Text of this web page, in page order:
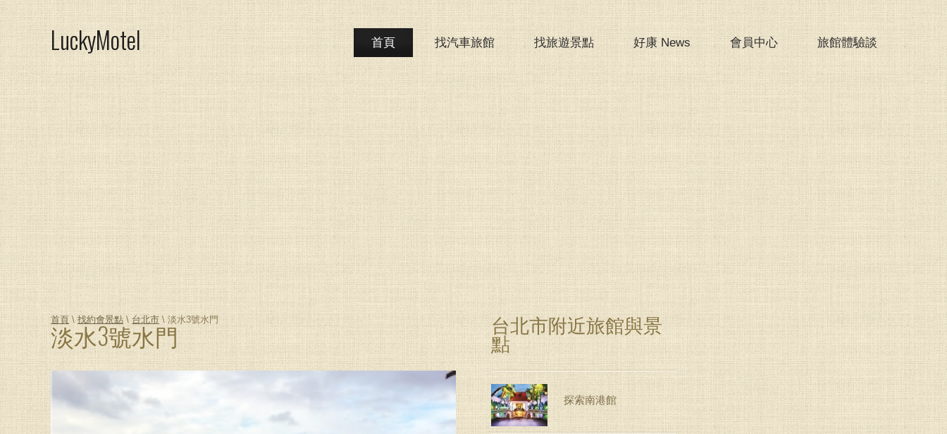
LuckyMotel 首頁 找汽車旅館 找旅遊景點 好康 News 會員中心 旅館體驗談
首頁\找約會景點\ 台北市\ 淡水3號水門
淡水3號水門 台北市附近旅館與景
點
探索南港館